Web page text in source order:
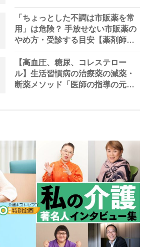
「ちょっとした不調は市販薬を常
用」は危険？ 手放せない市販薬の
やめ方・受診する目安【薬剤師解
説】
【高血圧、糖尿、コレステロー
ル】生活習慣病の治療薬の減薬・
断薬メソッド「医師の指導の元、